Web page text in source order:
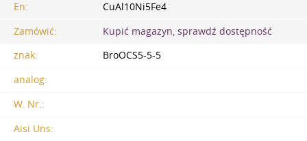
En:
CuAl10Ni5Fe4
Zamówić:
Kupić magazyn, sprawdź dostępność
znak:
BroOCS5-5-5
analog:
W. Nr.:
Aisi Uns: